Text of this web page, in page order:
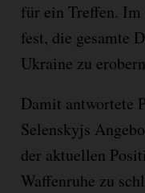
für ein Treffen.
fest, die gesamte
Ukraine zu
Damit antwortete
Selenskyjs
der aktuellen
Waffenruhe zu